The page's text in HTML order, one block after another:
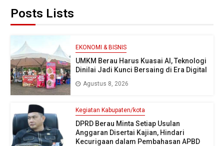
Posts Lists
EKONOMI & BISNIS
UMKM Berau Harus Kuasai AI, Teknologi
Dinilai Jadi Kunci Bersaing di Era Digital
Agustus 8, 2026
Kegiatan Kabupaten/kota
DPRD Berau Minta Setiap Usulan
Anggaran Disertai Kajian, Hindari
Kecurigaan dalam Pembahasan APBD